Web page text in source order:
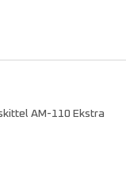
AM-110 Ekstra